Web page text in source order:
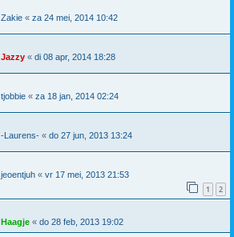
Zakie « za 24 mei, 2014 10:42
Jazzy « di 08 apr, 2014 18:28
tjobbie « za 18 jan, 2014 02:24
-Laurens- « do 27 jun, 2013 13:24
jeoentjuh « vr 17 mei, 2013 21:53
1 2
Haagje « do 28 feb, 2013 19:02